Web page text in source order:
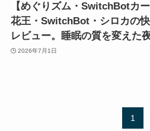
【めぐりズム・SwitchBotカ
花王・SwitchBot・シロカの
レビュー。睡眠の質を変えた
2026年7月1日
1